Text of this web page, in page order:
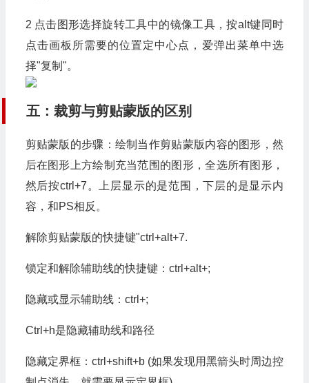
2 点击图形选择旋转工具中的镜像工具，按alt键同时
点击画板所需要的位置定中心点，爱弹出菜单中选
择"复制"。
五：裁剪与剪贴蒙版的区别
剪贴蒙版的步骤：绘制当作剪贴蒙版内容的图形，然
后在图形上方绘制充当范围的图形，全选所有图形，
然后按ctrl+7。上层显示的是范围，下层的是显示内
容，和PS相反。
解除剪贴蒙版的快捷键"ctrl+alt+7.
锁定和解除辅助线的快捷键：ctrl+alt+;
隐藏或显示辅助线：ctrl+;
Ctrl+h是隐藏辅助线和路径
隐藏定界框：ctrl+shift+b (如果发现用黑箭头时周边控